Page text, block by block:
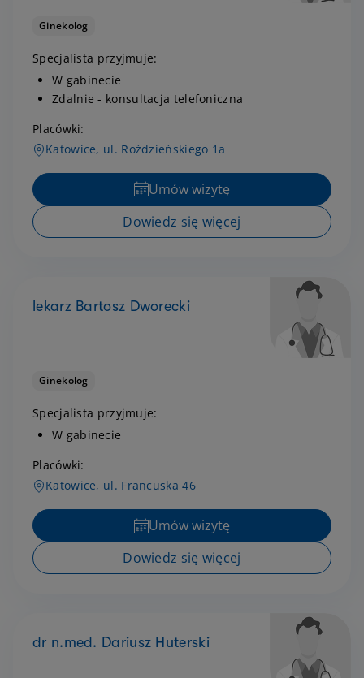
Ginekolog
Specjalista przyjmuje:
W gabinecie
Zdalnie - konsultacja telefoniczna
Placówki:
Katowice, ul. Roździeńskiego 1a
Umów wizytę
Dowiedz się więcej
lekarz Bartosz Dworecki
Ginekolog
Specjalista przyjmuje:
W gabinecie
Placówki:
Katowice, ul. Francuska 46
Umów wizytę
Dowiedz się więcej
dr n.med. Dariusz Huterski